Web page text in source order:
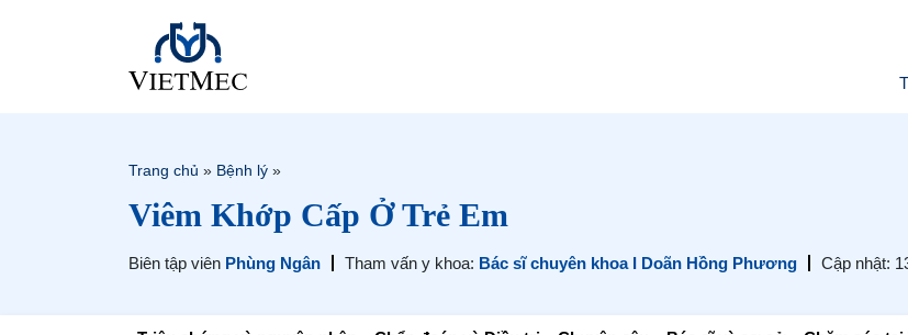
Trang chủ » Bệnh lý »
Viêm Khớp Cấp Ở Trẻ Em
Biên tập viên Phùng Ngân Tham vấn y khoa: Bác sĩ chuyên khoa I Doãn Hồng Phương Cập nhật: